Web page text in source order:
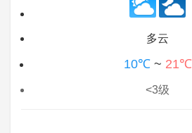
多云
10℃~ 21℃
<3级